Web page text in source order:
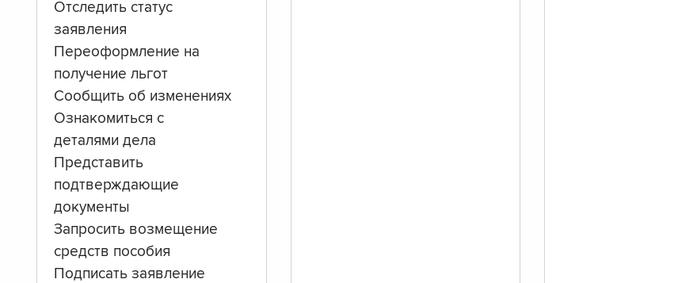
Отследить статус
заявления
Переоформление на
получение льгот
Сообщить об изменениях
Ознакомиться с
деталями дела
Представить
подтверждающие
документы
Запросить возмещение
средств пособия
Подписать заявление